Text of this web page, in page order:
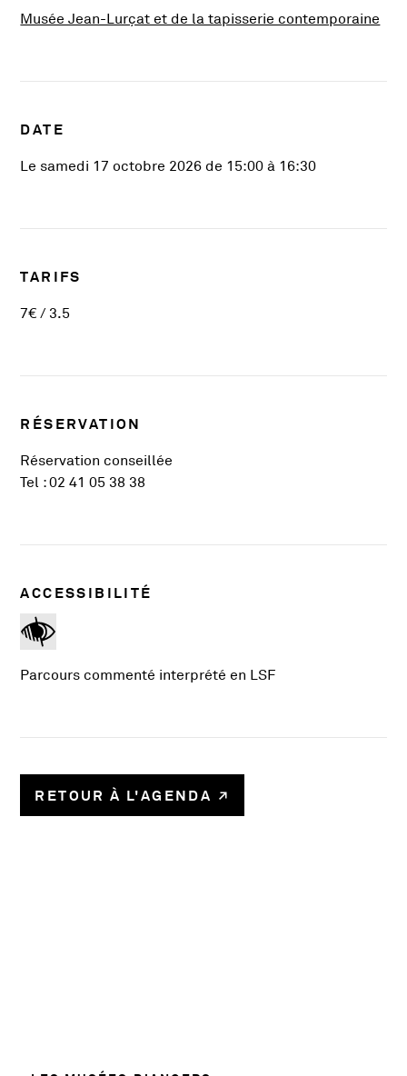
Musée Jean-Lurçat et de la tapisserie contemporaine
DATE
Le samedi 17 octobre 2026 de 15:00 à 16:30
TARIFS
7€ / 3.5
RÉSERVATION
Réservation conseillée
Tel : 02 41 05 38 38
ACCESSIBILITÉ
Parcours commenté interprété en LSF
RETOUR À L'AGENDA